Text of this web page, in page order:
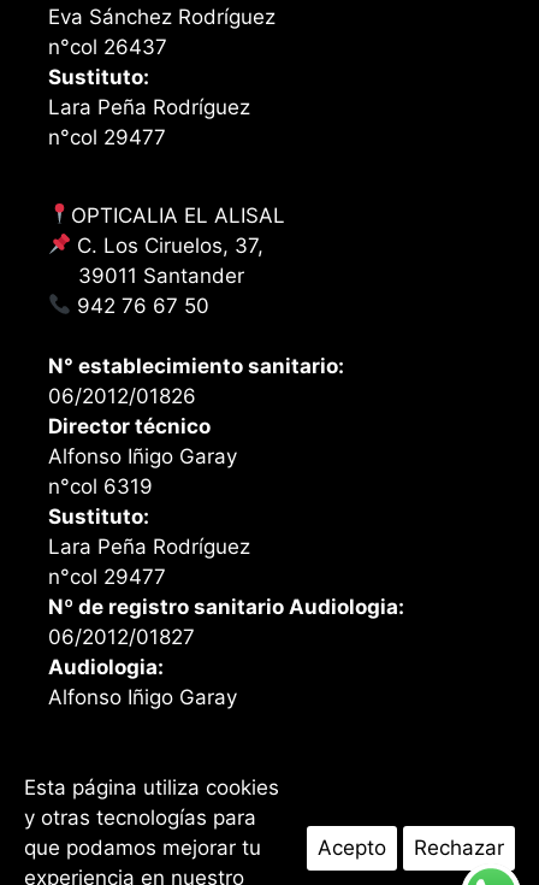
Eva Sánchez Rodríguez
n°col 26437
Sustituto:
Lara Peña Rodríguez
n°col 29477
OPTICALIA EL ALISAL
C. Los Ciruelos, 37,
39011 Santander
942 76 67 50
N° establecimiento sanitario:
06/2012/01826
Director técnico
Alfonso Iñigo Garay
n°col 6319
Sustituto:
Lara Peña Rodríguez
n°col 29477
Nº de registro sanitario Audiologia:
06/2012/01827
Audiologia:
Alfonso Iñigo Garay
Facebook
Instagram
I ©2026 Opticalia Santander. Todos los derechos
reservados IAviso LegalIPolítica de privacidadIPolítica de
Esta página utiliza cookies
y otras tecnologías para
que podamos mejorar tu
experiencia en nuestro
Acepto Rechazar